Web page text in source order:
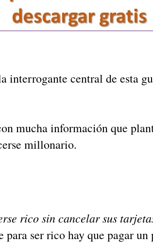
interrogante central de esta
mucha información que
millonario.
rico sin cancelar sus
ser rico hay que pagar un